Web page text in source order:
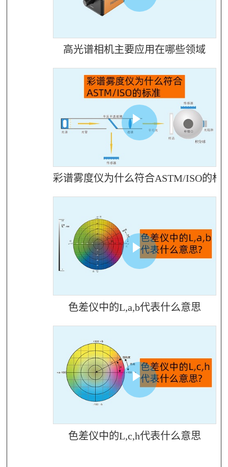
高光谱相机主要应用在哪些领域
彩谱雾度仪为什么符合ASTM/ISO的标
色差仪中的L,a,b代表什么意思
色差仪中的L,c,h代表什么意思